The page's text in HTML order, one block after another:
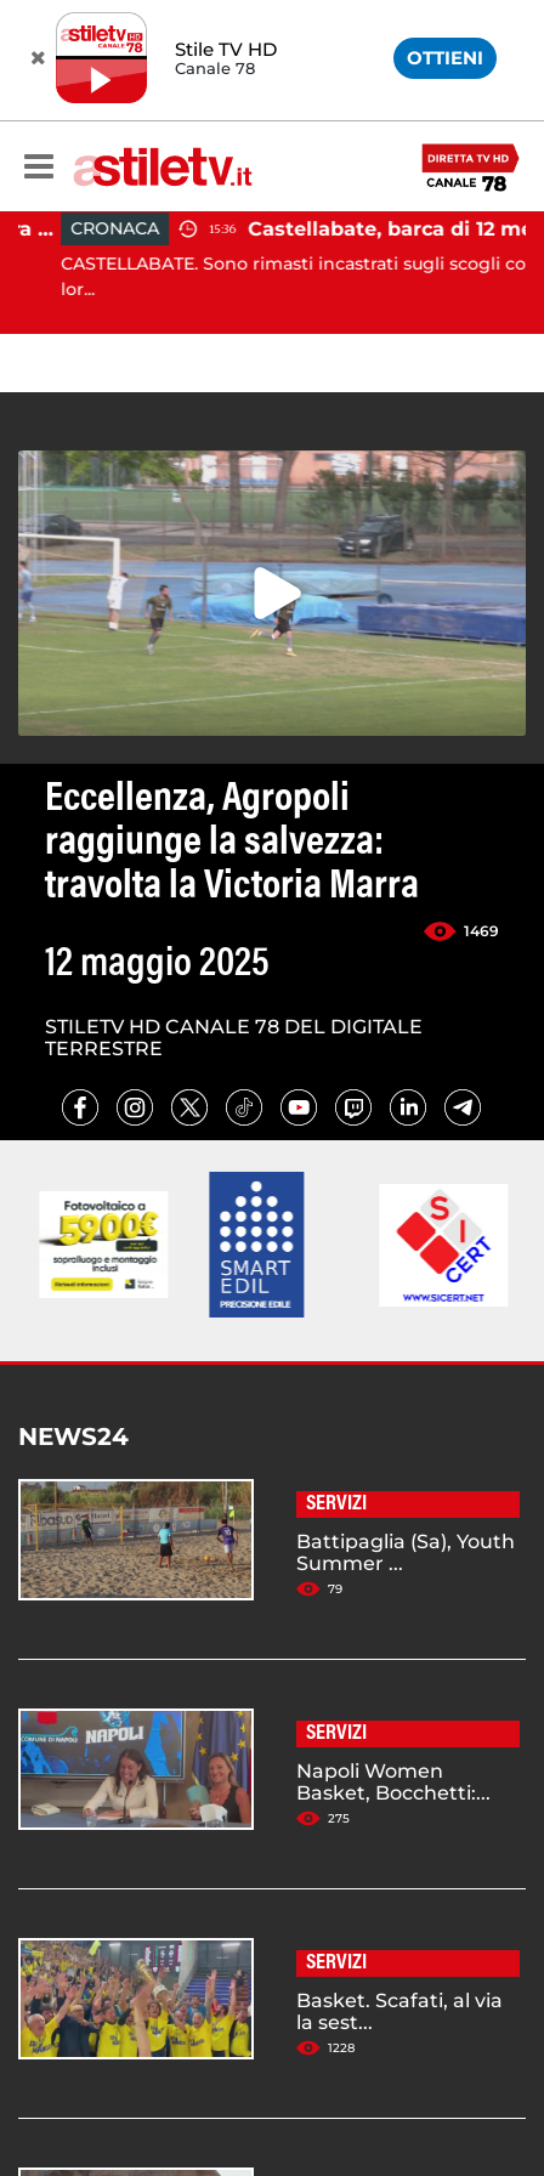
Stile TV HD
Canale 78 OTTIENI
Pontecagnano, incidente tra due auto: 4 feriti CRONACA 15:36 Castellabate, barca di 12 metri resta incastrata sugli scogli: salvate 9 persone
CASTELLABATE. Sono rimasti incastrati sugli scogli con la
lor...
Eccellenza, Agropoli
raggiunge la salvezza:
travolta la Victoria Marra
1469
12 maggio 2025
STILETV HD CANALE 78 DEL DIGITALE
TERRESTRE
NEWS24
SERVIZI
Battipaglia (Sa), Youth
Summer ...
79
SERVIZI
Napoli Women
Basket, Bocchetti:...
275
SERVIZI
Basket. Scafati, al via
la sest...
1228